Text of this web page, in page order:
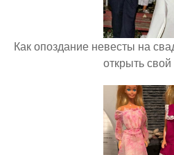
Как опоздание невесты на
открыть